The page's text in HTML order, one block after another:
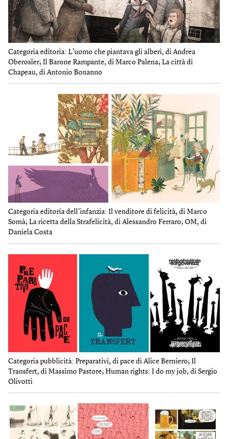
Categoria editoria: L’uomo che piantava gli alberi, di Andrea
Oberosler; Il Barone Rampante, di Marco Palena; La città di
Chapeau, di Antonio Bonanno
Categoria editoria dell’infanzia: Il venditore di felicità, di Marco
Somà; La ricetta della Strafelicità, di Alessandro Ferraro; OM, di
Daniela Costa
Categoria pubblicità: Preparativi, di pace di Alice Berniero; Il
Transfert, di Massimo Pastore; Human rights: I do my job, di Sergio
Olivotti